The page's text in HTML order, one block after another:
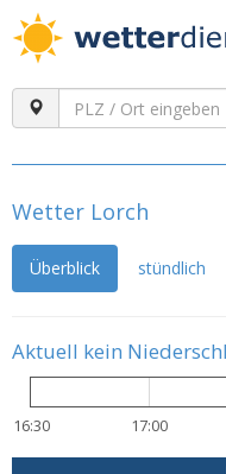
Wetter Lorch
Überblick stündlich
Aktuell kein
16:30 17:00